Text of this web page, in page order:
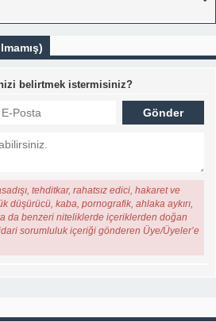
belirtmek istermisiniz?
tehditkar, rahatsız edici, hakaret ve
düşürücü, kaba, pornografik, ahlaka aykırı,
da benzeri niteliklerde içeriklerden doğan
sorumluluk içeriği gönderen Üye/Üyeler’e